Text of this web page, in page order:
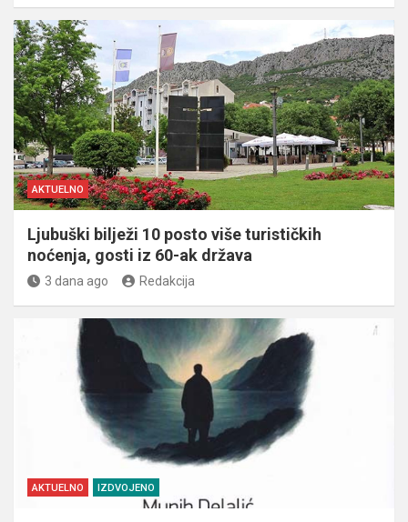
AKTUELNO
Ljubuški bilježi 10 posto više turističkih
noćenja, gosti iz 60-ak država
3 dana ago Redakcija
AKTUELNO IZDVOJENO